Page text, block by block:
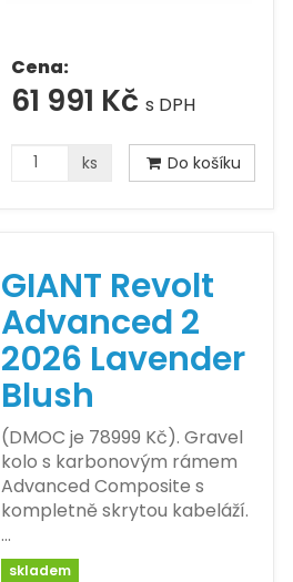
Cena:
61 991 Kč s DPH
ks Do košíku
GIANT Revolt
Advanced 2
2026 Lavender
Blush
(DMOC je 78999 Kč). Gravel
kolo s karbonovým rámem
Advanced Composite s
kompletně skrytou kabeláží.
…
skladem